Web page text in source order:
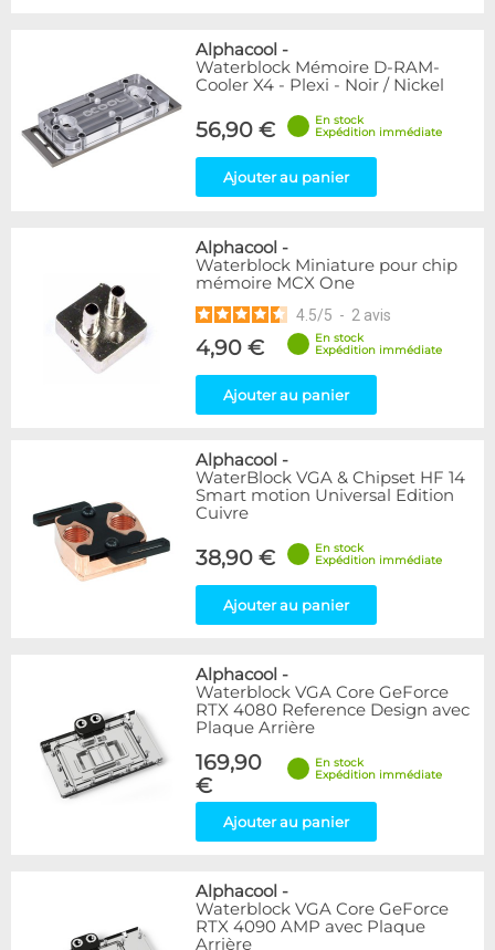
Alphacool -
Waterblock Mémoire D-RAM-
Cooler X4 - Plexi - Noir / Nickel
56,90 €
En stock
Expédition immédiate
Ajouter au panier
Alphacool -
Waterblock Miniature pour chip
mémoire MCX One
4.5/5 - 2 avis
4,90 €
En stock
Expédition immédiate
Ajouter au panier
Alphacool -
WaterBlock VGA & Chipset HF 14
Smart motion Universal Edition
Cuivre
38,90 €
En stock
Expédition immédiate
Ajouter au panier
Alphacool -
Waterblock VGA Core GeForce
RTX 4080 Reference Design avec
Plaque Arrière
169,90
€
En stock
Expédition immédiate
Ajouter au panier
Alphacool -
Waterblock VGA Core GeForce
RTX 4090 AMP avec Plaque
Arrière